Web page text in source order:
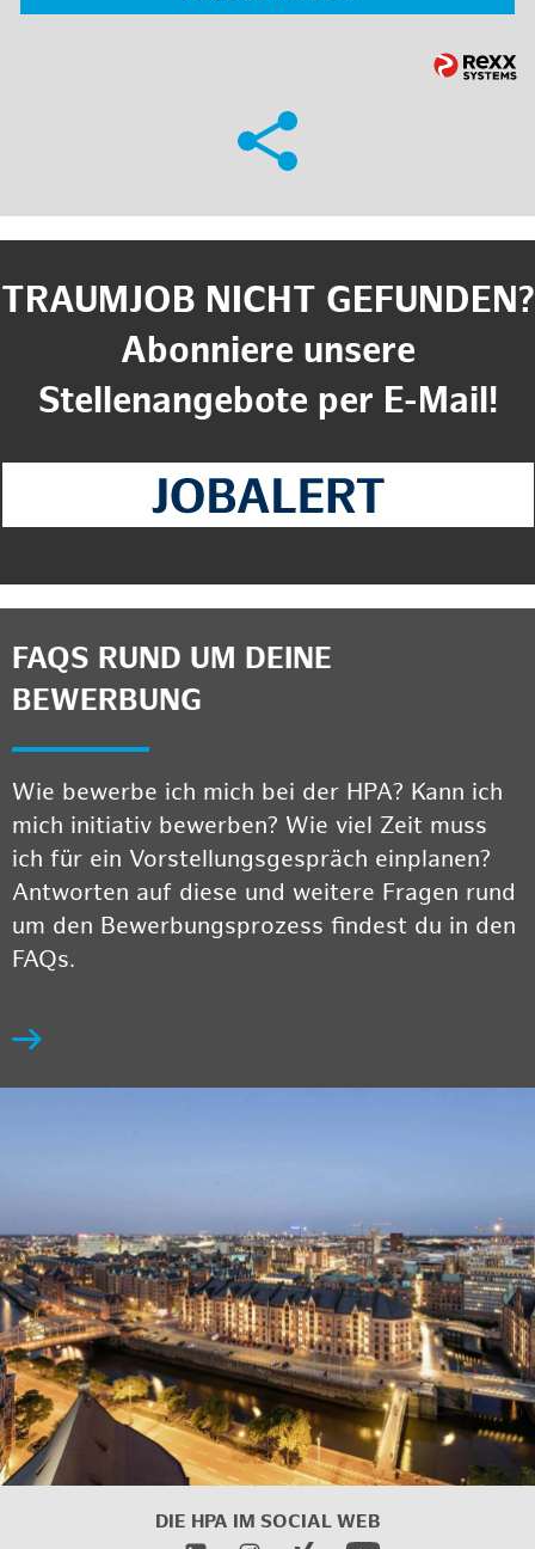
TRAUMJOB NICHT GEFUNDEN?
Abonniere unsere
Stellenangebote per E-Mail!
FAQS RUND UM DEINE
BEWERBUNG
Wie bewerbe ich mich bei der HPA? Kann ich
mich initiativ bewerben? Wie viel Zeit muss
ich für ein Vorstellungsgespräch einplanen?
Antworten auf diese und weitere Fragen rund
um den Bewerbungsprozess findest du in den
FAQs.
DIE HPA IM SOCIAL WEB